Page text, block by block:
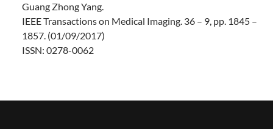
Guang Zhong Yang.
IEEE Transactions on Medical Imaging. 36 – 9, pp. 1845 –
1857. (01/09/2017)
ISSN: 0278-0062